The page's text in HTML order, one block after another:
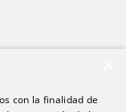
con la finalidad de